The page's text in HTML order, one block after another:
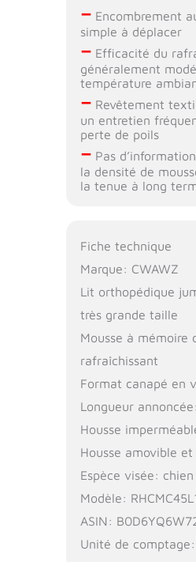
–Encombrement
simple à déplacer
–Efficacité du
généralement
température
–Revêtement
un entretien
perte de poils
–Pas
la densité de
la tenue à long
Fiche technique
Marque: CWAWZ
Lit orthopédique
très grande taille
Mousse à mémoire
rafraîchissant
Format canapé en
Longueur
Housse
Housse amovible
Espèce visée: chien
Modèle:
ASIN:
Unité de